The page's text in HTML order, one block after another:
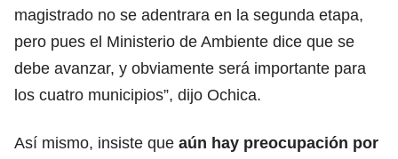
magistrado no se adentrara en la segunda etapa,
pero pues el Ministerio de Ambiente dice que se
debe avanzar, y obviamente será importante para
los cuatro municipios”, dijo Ochica.
Así mismo, insiste que aún hay preocupación por